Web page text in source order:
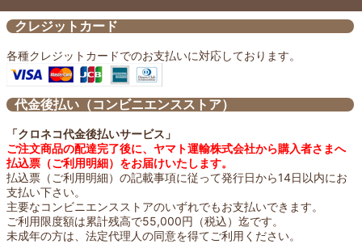
クレジットカード
各種クレジットカードでのお支払いに対応しております。
代金後払い（コンビニエンスストア）
「クロネコ代金後払いサービス」
ご注文商品の配達完了後に、ヤマト運輸株式会社から購入者さまへ
払込票（ご利用明細）をお届けいたします。
払込票（ご利用明細）の記載事項に従って発行日から14日以内にお
支払い下さい。
主要なコンビニエンスストアのいずれでもお支払いできます。
ご利用限度額は累計残高で55,000円（税込）迄です。
未成年の方は、法定代理人の同意を得てご利用ください。